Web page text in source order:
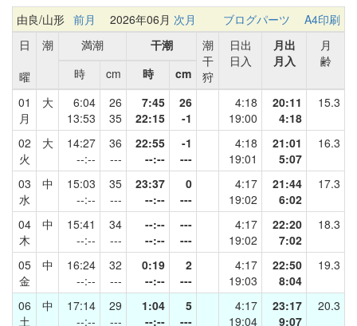
由良/山形 前月 2026年06月 次月 ブログパーツ
A4印刷
日
曜
潮 満潮 干潮
潮
干
狩
日出
日入
月出
月入
月
齢
時
cm 時
cm
01
月
大
6:04
13:53
26
35
7:45
22:15
26
-1
4:18
19:00
20:11
4:18
15.3
02
火
大
14:27
--:--
36
---
22:55
--:--
-1
---
4:18
19:01
21:01
5:07
16.3
03
水
中
15:03
--:--
35
---
23:37
--:--
0
---
4:17
19:02
21:44
6:02
17.3
04
木
中
15:41
--:--
34
---
--:--
--:--
---
---
4:17
19:02
22:20
7:02
18.3
05
金
中
16:24
--:--
32
---
0:19
--:--
2
---
4:17
19:03
22:50
8:04
19.3
06
土
中
17:14
--:--
29
---
1:04
--:--
5
---
4:17
19:04
23:17
9:07
20.3